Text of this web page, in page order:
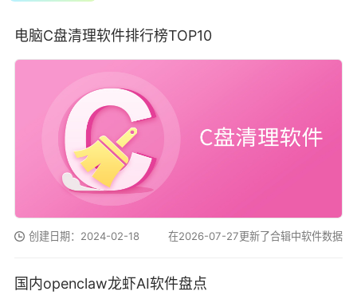
电脑C盘清理软件排行榜TOP10
创建日期：2024-02-18 在2026-07-27更新了合辑中软件数据
国内openclaw龙虾AI软件盘点